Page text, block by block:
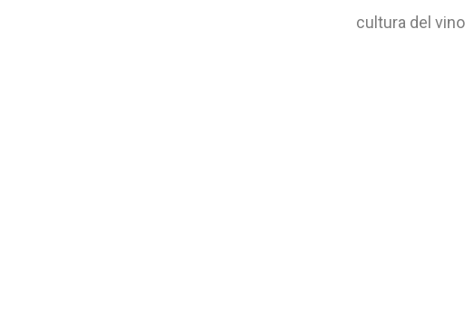
cultura del